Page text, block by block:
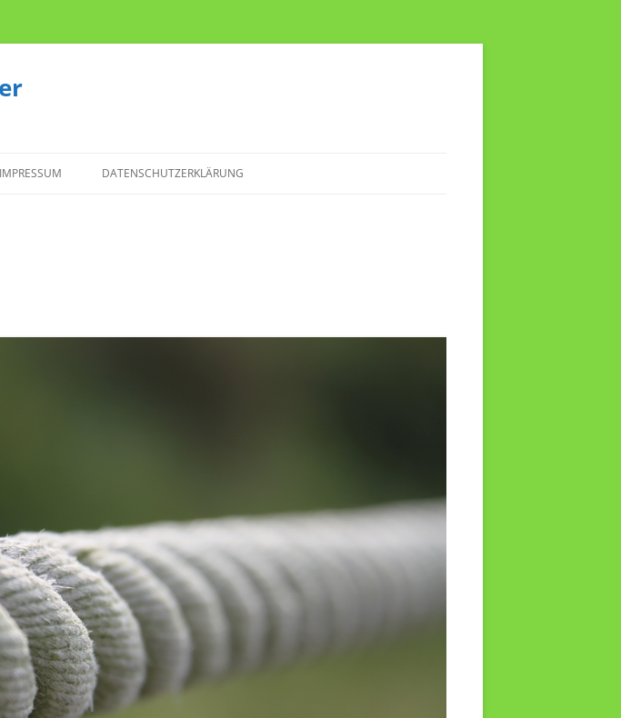
IMPRESSUM DATENSCHUTZERKLÄRUNG